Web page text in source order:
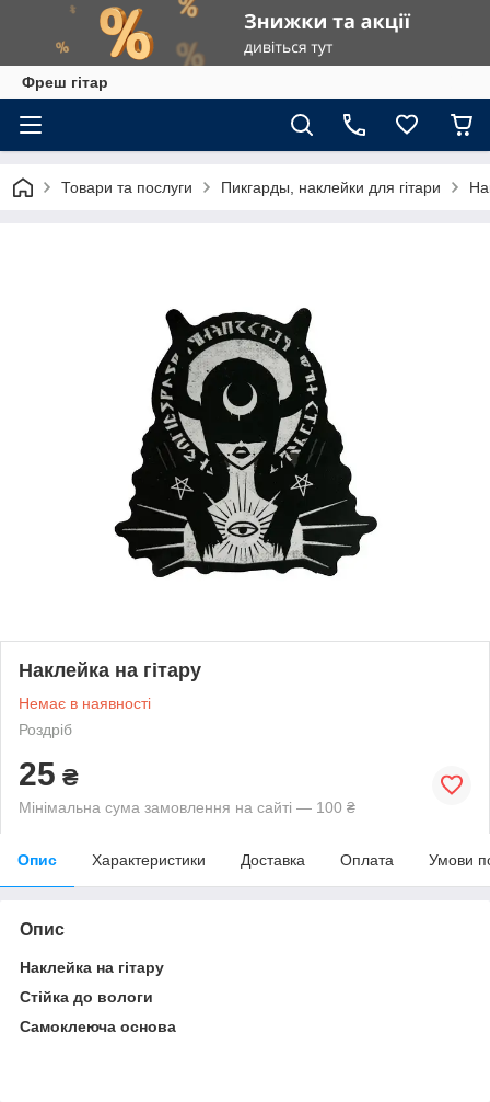
Фреш гітар
Товари та послуги Пикгарды, наклейки для гітари
Наклейка на гітару
Немає в наявності
Роздріб
25 ₴
Мінімальна сума замовлення на сайті — 100 ₴
Опис Характеристики Доставка Оплата Умови
Опис
Наклейка на гітару
Стійка до вологи
Самоклеюча основа